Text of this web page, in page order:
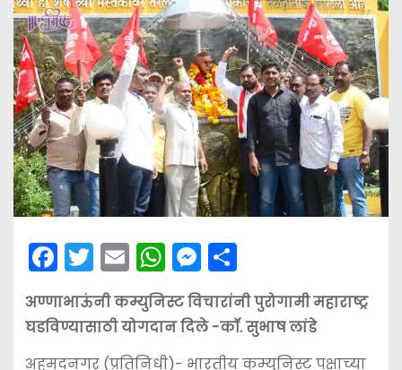
F
a
c
e
T
w
itt
er
E
m
ai
l
W
h
a
ts
M
e
s
s
S
h
ar
e
अण्णाभाऊंनी कम्युनिस्ट विचारांनी पुरोगामी महाराष्ट्र
घडविण्यासाठी योगदान दिले -कॉ. सुभाष लांडे
अहमदनगर (प्रतिनिधी)- भारतीय कम्युनिस्ट पक्षाच्या